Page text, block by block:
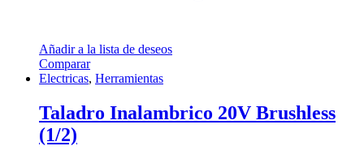
Añadir a la lista de deseos
Comparar
Electricas, Herramientas
Taladro Inalambrico 20V Brushless
(1/2)